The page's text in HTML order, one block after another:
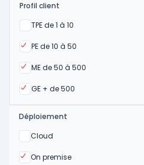
Profil client
TPE de 1 à 10
Oui
PE de 10 à 50
Oui
ME de 50 à 500
Oui
GE + de 500
Oui
Déploiement
Cloud
Oui
On premise
Oui